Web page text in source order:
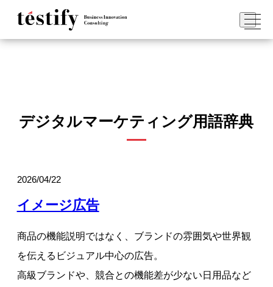
デジタルマーケティング用語辞典
2026/04/22
イメージ広告
商品の機能説明ではなく、ブランドの雰囲気や世界観
を伝えるビジュアル中心の広告。
高級ブランドや、競合との機能差が少ない日用品など